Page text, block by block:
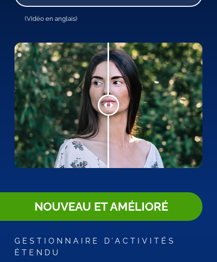
(Vidéo en anglais)
NOUVEAU ET AMÉLIORÉ
GESTIONNAIRE D’ACTIVITÉS
ÉTENDU